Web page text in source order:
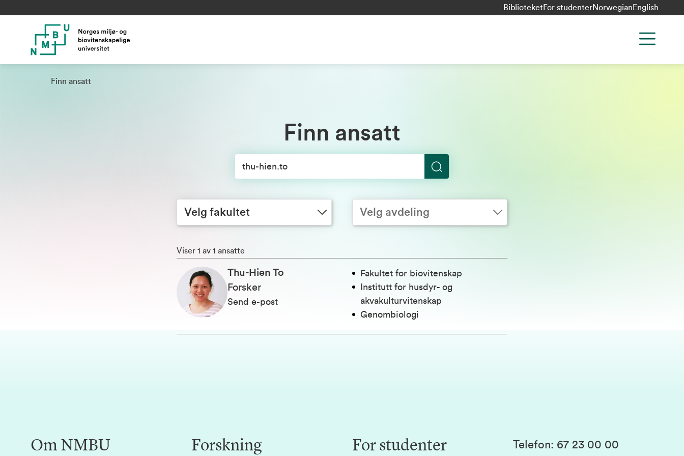
Biblioteket For studenterNorwegian English
Finn ansatt
Finn ansatt
Velg fakultet Velg avdeling
Viser 1 av 1 ansatte
Thu-Hien To
Forsker
Send e-post
Fakultet for biovitenskap
Institutt for husdyr- og
akvakulturvitenskap
Genombiologi
Om NMBU Forskning For studenter Telefon: 67 23 00 00